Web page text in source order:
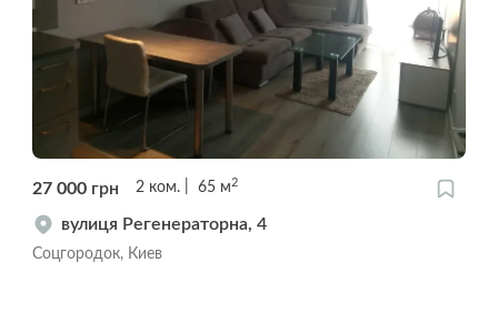
27 000 грн 2 ком. 65 м 2
вулиця Регенераторна, 4
Соцгородок, Киев